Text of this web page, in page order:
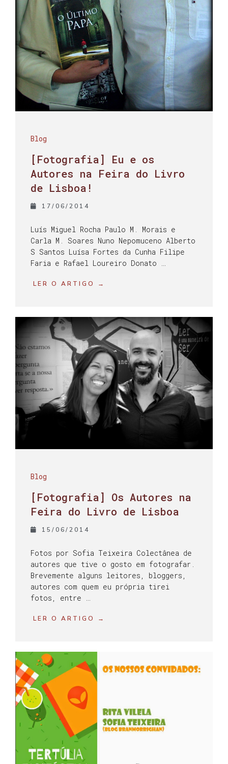
Blog
[Fotografia] Eu e os
Autores na Feira do Livro
de Lisboa!
17/06/2014
Luís Miguel Rocha Paulo M. Morais e
Carla M. Soares Nuno Nepomuceno Alberto
S Santos Luísa Fortes da Cunha Filipe
Faria e Rafael Loureiro Donato …
LER O ARTIGO →
Blog
[Fotografia] Os Autores na
Feira do Livro de Lisboa
15/06/2014
Fotos por Sofia Teixeira Colectânea de
autores que tive o gosto em fotografar.
Brevemente alguns leitores, bloggers,
autores com quem eu própria tirei
fotos, entre …
LER O ARTIGO →